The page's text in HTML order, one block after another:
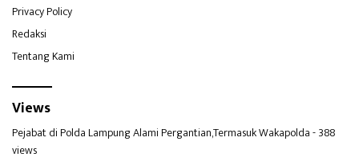
Privacy Policy
Redaksi
Tentang Kami
Views
Pejabat di Polda Lampung Alami Pergantian,Termasuk Wakapolda- 388
views